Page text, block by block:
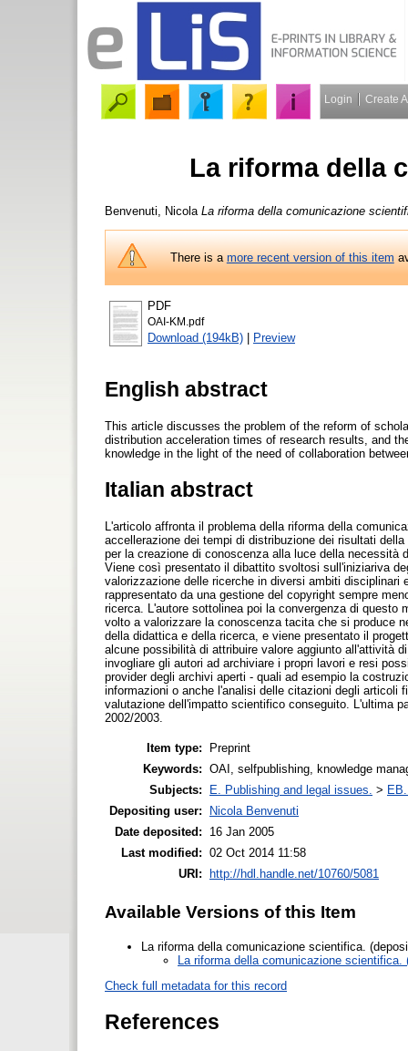
Login Create
La riforma della
Benvenuti, Nicola La riforma della comunicazione
There is amore recent version of this item
PDF
OAI-KM.pdf
Download (194kB) Preview
English abstract
This article discusses the problem of the reform of
distribution acceleration times of research results, and
knowledge in the light of the need of collaboration
Italian abstract
L'articolo affronta il problema della riforma della
accellerazione dei tempi di distribuzione dei risultati
per la creazione di conoscenza alla luce della
Viene così presentato il dibattito svoltosi sull'iniziariva
valorizzazione delle ricerche in diversi ambiti
rappresentato da una gestione del copyright sempre
ricerca. L'autore sottolinea poi la convergenza di questo
volto a valorizzare la conoscenza tacita che si produce
della didattica e della ricerca, e viene presentato il
alcune possibilità di attribuire valore aggiunto all'attività
invogliare gli autori ad archiviare i propri lavori e resi
provider degli archivi aperti - quali ad esempio la
informazioni o anche l'analisi delle citazioni degli articoli
valutazione dell'impatto scientifico conseguito. L'ultima
2002/2003.
Item type:
Preprint
Keywords: OAI, selfpublishing, knowledge
Subjects:
E. Publishing and legal issues. >
Depositing user:
Nicola Benvenuti
Date deposited:
16 Jan 2005
Last modified: 02 Oct 2014 11:58
URI: http://hdl.handle.net/10760/5081
Available Versions of this Item
La riforma della comunicazione scientifica.
La riforma della comunicazione scientifica.
Check full metadata for this record
References